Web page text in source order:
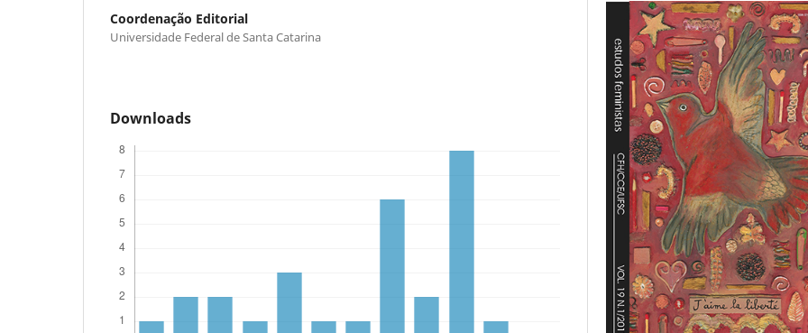
Coordenação Editorial
Universidade Federal de Santa Catarina
Downloads